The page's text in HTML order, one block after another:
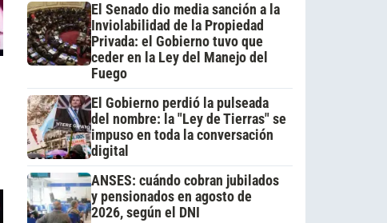
El Senado dio media sanción a la
Inviolabilidad de la Propiedad
Privada: el Gobierno tuvo que
ceder en la Ley del Manejo del
Fuego
El Gobierno perdió la pulseada
del nombre: la "Ley de Tierras" se
impuso en toda la conversación
digital
ANSES: cuándo cobran jubilados
y pensionados en agosto de
2026, según el DNI